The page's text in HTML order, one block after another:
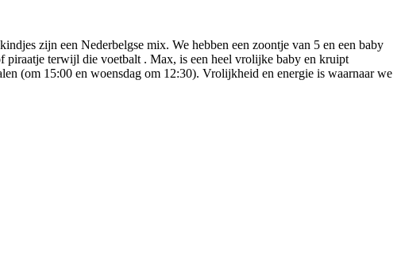
zijn een Nederbelgse mix. We hebben een zoontje van 5 en een baby
piraatje terwijl die voetbalt . Max, is een heel vrolijke baby en kruipt
(om 15:00 en woensdag om 12:30). Vrolijkheid en energie is waarnaar we